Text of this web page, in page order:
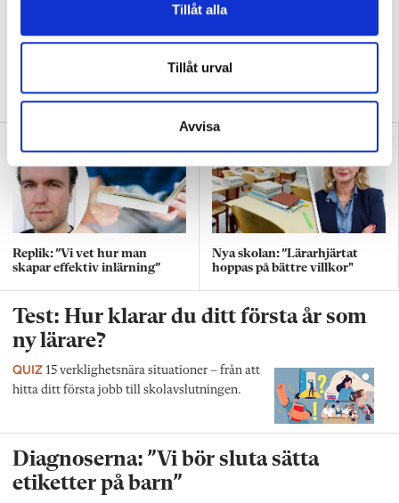
Tillåt alla
Tillåt urval
Avvisa
”Att ställa krav är inte elakt”
”Att ställa krav är inte elakt. Att vara schysst är inte alltid
Agah om stöket i klassrummen.
Replik: ”Vi vet hur man
skapar effektiv inlärning”
Nya skolan: ”Lärarhjärtat
hoppas på bättre villkor"
Test: Hur klarar du ditt första år som
ny lärare?
QUIZ 15 verklighetsnära situationer – från att
hitta ditt första jobb till skolavslutningen.
Diagnoserna: ”Vi bör sluta sätta
etiketter på barn”